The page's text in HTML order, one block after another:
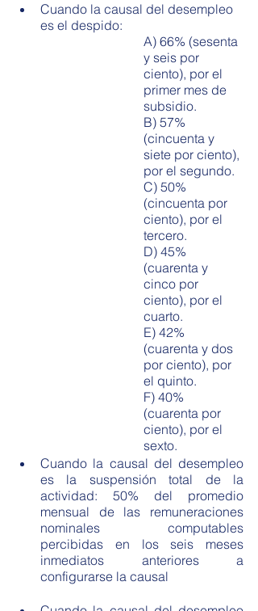
Cuando la causal del desempleo
es el despido:
A) 66% (sesenta
y seis por
ciento), por el
primer mes de
subsidio.
B) 57%
(cincuenta y
siete por ciento),
por el segundo.
C) 50%
(cincuenta por
ciento), por el
tercero.
D) 45%
(cuarenta y
cinco por
ciento), por el
cuarto.
E) 42%
(cuarenta y dos
por ciento), por
el quinto.
F) 40%
(cuarenta por
ciento), por el
sexto.
Cuando la causal del desempleo
es la suspensión total de la
actividad: 50% del promedio
mensual de las remuneraciones
nominales computables
percibidas en los seis meses
inmediatos anteriores a
configurarse la causal